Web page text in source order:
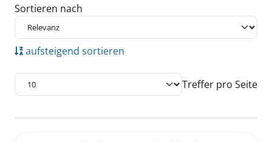
Sortieren nach
aufsteigend sortieren
Treffer pro Seite